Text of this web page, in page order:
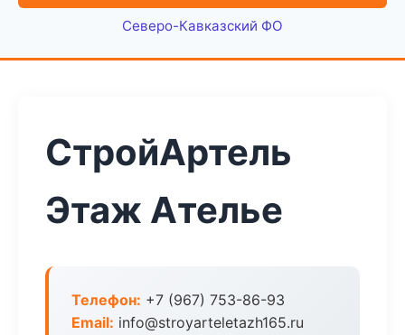
Северо-Кавказский ФО
СтройАртель
Этаж Ателье
Телефон: +7 (967) 753-86-93
Email: info@stroyarteletazh165.ru